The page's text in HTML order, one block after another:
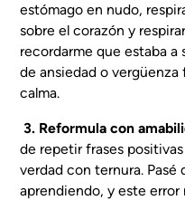
estómago en nudo,
sobre el corazón y
recordarme que estaba a
de ansiedad o
calma.
3. Reformula con
de repetir frases
verdad con ternura. Pasé
aprendiendo, y este error